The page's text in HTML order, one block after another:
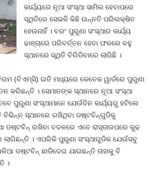
କାର୍ଯ୍ୟରେ ନୂଆ ସଂସ୍ଥା ସାମିଲ ହେବାପରେ
ସ୍ଥିତିରେ ସେଭଳି କିଛି ଉନ୍ନତି ପରିଲକ୍ଷିତ
ହେଉନାହିଁ । ବରଂ ପୁରୁଣା ସଂସ୍ଥାର କାର୍ଯ୍ୟ
ଢାଞ୍ଚାରେ ପରିବର୍ତ୍ତନ ହେବା ଫଳରେ ବହୁ
ସ୍ଥାନରେ ସ୍ଥିତି ବିଗିଡିବାରେ ଲାଗିଛି ।
(ବିଏମ୍‍ସି) ଇତି ମଧ୍ୟରେ କେତେକ ୱାର୍ଡରେ ପୁରୁଣା
କରିଛନ୍ତି । ସେମାନଙ୍କ ସ୍ଥାନରେ ନୂଆ ସଂସ୍ଥା
ପୁରୁଣା ସଂସ୍ଥାମାନେ ଯେଉଁଦିନ କାର୍ଯ୍ୟରୁ ହଟିଲେ
ବିଭିନ୍ନ ସ୍ଥାନରେ ରଖିଥିବା ଡଷ୍ଟବିନ୍‍ଗୁଡିକୁ
ଡଷ୍ଟବିନ୍‍ ରଖିବା ବଦଳରେ ଏବେ ରାସ୍ତାଉପରେ କୁଢ
। ଏପରିକି ପୁରୁଣା ସଂସ୍ଥାଗୁଡିକ ଯେଉଁସବୁ
ଡଷ୍ଟବିନ୍‍ ଛାଡିଦେଇ ଯାଇଛନ୍ତି ତାହାକୁ ବି
।